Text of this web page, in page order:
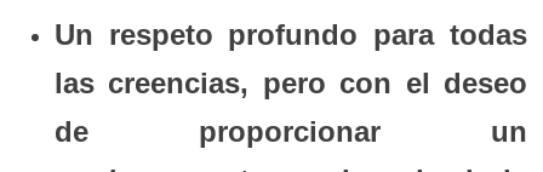
Un respeto profundo para todas
las creencias, pero con el deseo
de proporcionar un